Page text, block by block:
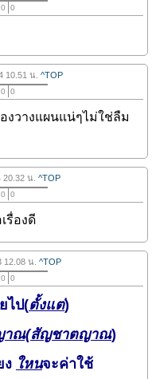
0 0
10.51 น. ^TOP
0 0
วางแผนแน่ๆไม่ใช่ลืม
น. ^TOP
0 0
รื่องดี
12.08 น. ^TOP
0 0
ไป(ตั้งแต่)
าณ(สัญชาตญาณ)
ง ใหนจะค่าใช้